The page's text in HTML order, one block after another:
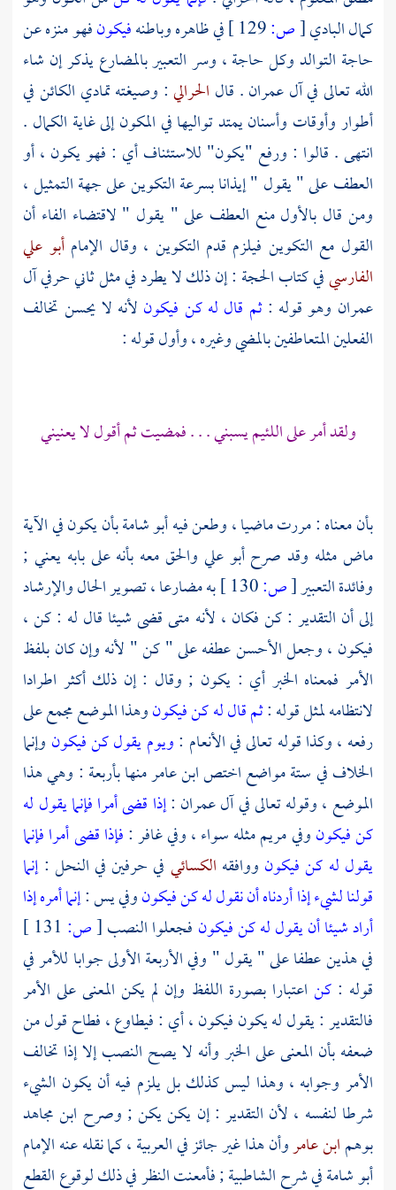
كمال البادي[ص: في ظاهره وباطنهفيكونفهو منزه عن
حاجة التوالد وكل حاجة ، وسر التعبير بالمضارع يذكر إن شاء
الله تعالى في آل عمران . قال الحرالي: وصيغته تمادي الكائن في
أطوار وأوقات وأسنان يمتد تواليها في المكون إلى غاية الكمال .
انتهى . قالوا : ورفع "يكون" للاستئناف أي : فهو يكون ، أو
العطف على " يقول " إيذانا بسرعة التكوين على جهة التمثيل ،
ومن قال بالأول منع العطف على " يقول " لاقتضاء الفاء أن
القول مع التكوين فيلزم قدم التكوين ، وقال الإمامأبو علي
الفارسيفي كتاب الحجة : إن ذلك لا يطرد في مثل ثاني حرفي آل
عمران وهو قوله :ثم قال له كن فيكون لأنه لا يحسن تخالف
الفعلين المتعاطفين بالمضي وغيره ، وأول قوله :
ولقد أمر على اللئيم يسبني . . . فمضيت ثم أقول لا يعنيني
بأن معناه : مررت ماضيا ، وطعن فيهأبو شامةبأن يكون في الآية
ماض مثله وقد صرحأبو علي والحق معه بأنه على بابه يعني ;
وفائدة التعبير[ص:
به مضارعا ، تصوير الحال والإرشاد
إلى أن التقدير : كن فكان ، لأنه متى قضى شيئا قال له : كن ،
فيكون ، وجعل الأحسن عطفه على " كن " لأنه وإن كان بلفظ
الأمر فمعناه الخبر أي : يكون ; وقال : إن ذلك أكثر اطرادا
لانتظامه لمثل قوله :ثم قال له كن فيكونوهذا الموضع مجمع على
رفعه ، وكذا قوله تعالى في الأنعام :ويوم يقول كن فيكون وإنما
الخلاف في ستة مواضع اختص ابن عامر منها بأربعة : وهي هذا
الموضع ، وقوله تعالى في آل عمران :إذا قضى أمرا فإنما يقول له
كن فيكونوفي مريم مثله سواء ، وفي غافر :فإذا قضى أمرا فإنما
يقول له كن فيكون ووافقه الكسائي في حرفين في النحل :إنما
قولنا لشيء إذا أردناه أن نقول له كن فيكونوفي يس :إنما أمره إذا
أراد شيئا أن يقول له كن فيكون فجعلوا النصب[ص:
في هذين عطفا على " يقول " وفي الأربعة الأولى جوابا للأمر في
قوله :كن اعتبارا بصورة اللفظ وإن لم يكن المعنى على الأمر
فالتقدير : يقول له يكون فيكون ، أي : فيطاوع ، فطاح قول من
ضعفه بأن المعنى على الخبر وأنه لا يصح النصب إلا إذا تخالف
الأمر وجوابه ، وهذا ليس كذلك بل يلزم فيه أن يكون الشيء
شرطا لنفسه ، لأن التقدير : إن يكن يكن ; وصرح ابن مجاهد
بوهمابن عامروأن هذا غير جائز في العربية ، كما نقله عنه الإمام
أبو شامةفي شرح الشاطبية ; فأمعنت النظر في ذلك لوقوع القطع